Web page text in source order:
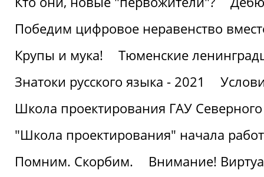
Победим цифровое неравенство
Крупы и мука!
Тюменские
Знатоки русского языка - 2021
Школа проектирования ГАУ
"Школа проектирования" начала
Помним. Скорбим.
Внимание!